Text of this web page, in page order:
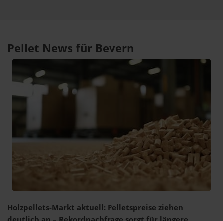
Pellet News für Bevern
Holzpellets-Markt aktuell: Pelletspreise ziehen